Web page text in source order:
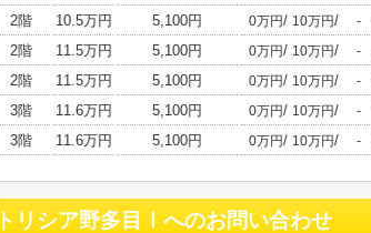
2階
10.5万円 5,100円 0万円/ 10万円/ -
2階
11.5万円 5,100円 0万円/ 10万円/ -
2階
11.5万円 5,100円 0万円/ 10万円/ -
3階
11.6万円 5,100円 0万円/ 10万円/ -
3階
11.6万円 5,100円 0万円/ 10万円/ -
トリシア野多目Ⅰ へのお問い合わせ